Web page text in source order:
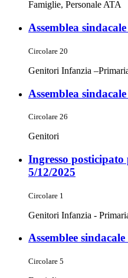
Famiglie, Personale ATA
Assemblea
Circolare 20
Genitori Infanzia
Assemblea
Circolare 26
Genitori
Ingresso posticipato
5/12/2025
Circolare 1
Genitori Infanzia -
Assemblee
Circolare 5